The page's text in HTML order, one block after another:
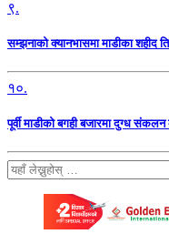
९.
सम्झनाको क्यानभासमा माडीका शहीद
१०.
पूर्वी माडीको बगही बजारमा दुग्ध